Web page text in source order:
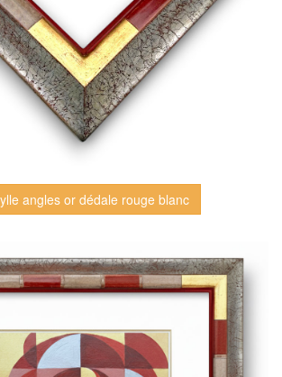
angles or dédale rouge blanc